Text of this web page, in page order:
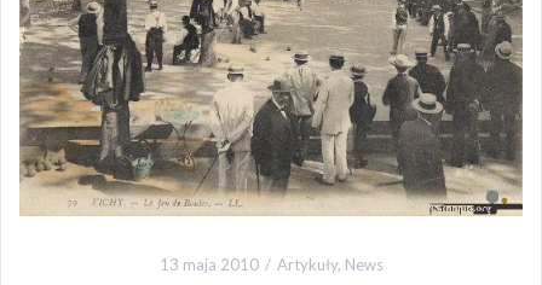
13 maja 2010 Artykuły, News